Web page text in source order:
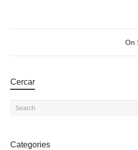
Cercar
Categories